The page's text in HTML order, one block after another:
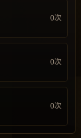
0次
0次
0次